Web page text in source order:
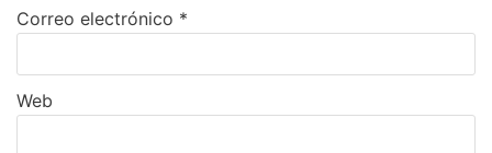
Correo electrónico *
Web